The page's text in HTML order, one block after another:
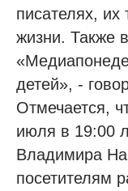
писателях, их
жизни. Также
детей», -
Отмечается,
июля в 19:00
Владимира
посетителям